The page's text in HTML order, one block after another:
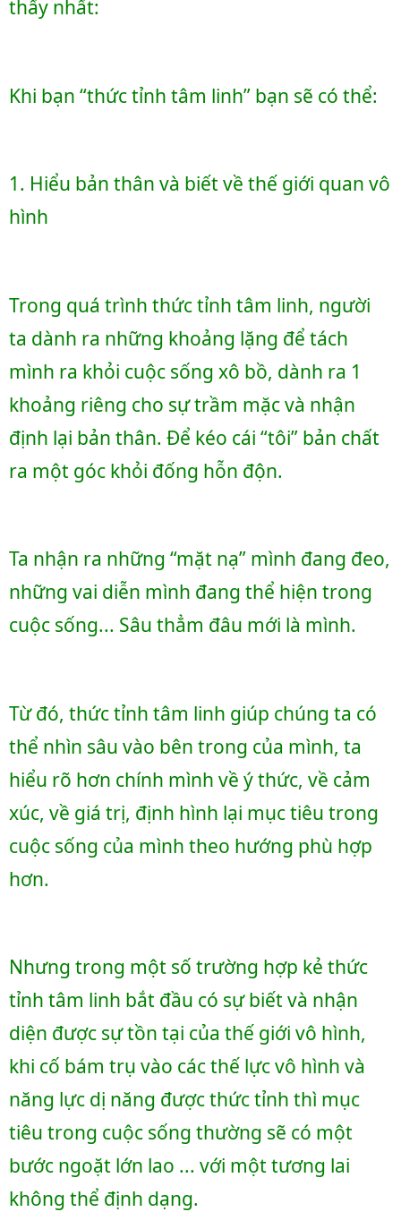
thấy nhất:
Khi bạn “thức tỉnh tâm linh” bạn sẽ có thể:
1. Hiểu bản thân và biết về thế giới quan vô
hình
Trong quá trình thức tỉnh tâm linh, người
ta dành ra những khoảng lặng để tách
mình ra khỏi cuộc sống xô bồ, dành ra 1
khoảng riêng cho sự trầm mặc và nhận
định lại bản thân. Để kéo cái “tôi” bản chất
ra một góc khỏi đống hỗn độn.
Ta nhận ra những “mặt nạ” mình đang đeo,
những vai diễn mình đang thể hiện trong
cuộc sống... Sâu thẳm đâu mới là mình.
Từ đó, thức tỉnh tâm linh giúp chúng ta có
thể nhìn sâu vào bên trong của mình, ta
hiểu rõ hơn chính mình về ý thức, về cảm
xúc, về giá trị, định hình lại mục tiêu trong
cuộc sống của mình theo hướng phù hợp
hơn.
Nhưng trong một số trường hợp kẻ thức
tỉnh tâm linh bắt đầu có sự biết và nhận
diện được sự tồn tại của thế giới vô hình,
khi cố bám trụ vào các thế lực vô hình và
năng lực dị năng được thức tỉnh thì mục
tiêu trong cuộc sống thường sẽ có một
bước ngoặt lớn lao ... với một tương lai
không thể định dạng.